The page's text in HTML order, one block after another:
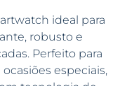
ideal para
robusto e
Perfeito para
especiais,